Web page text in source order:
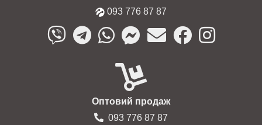
093 776 87 87
Оптовий продаж
093 776 87 87